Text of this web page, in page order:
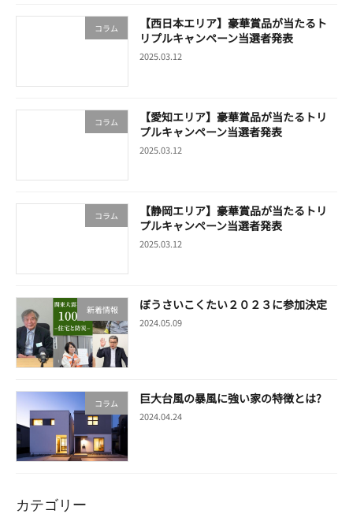
コラム
【西日本エリア】豪華賞品が当たるト
リプルキャンペーン当選者発表
2025.03.12
コラム
【愛知エリア】豪華賞品が当たるトリ
プルキャンペーン当選者発表
2025.03.12
コラム
【静岡エリア】豪華賞品が当たるトリ
プルキャンペーン当選者発表
2025.03.12
新着情報 ぼうさいこくたい２０２３に参加決定
2024.05.09
コラム 巨大台風の暴風に強い家の特徴とは?
2024.04.24
カテゴリー